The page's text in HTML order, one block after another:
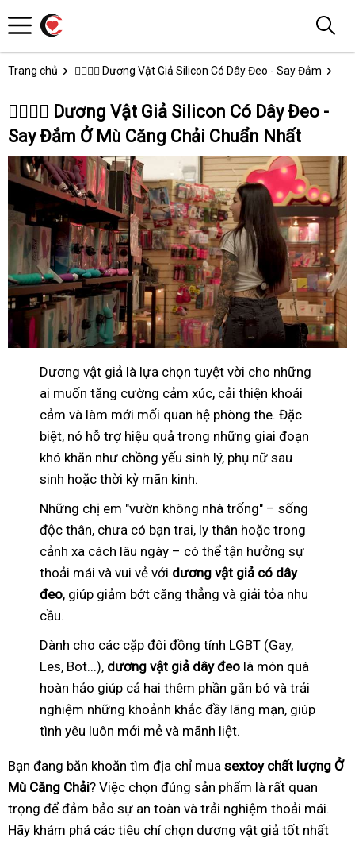
Trang chủ 👩‍❤️‍💋‍👨 Dương Vật Giả Silicon Có Dây Đeo - Say Đắm
👩‍❤️‍💋‍👨 Dương Vật Giả Silicon Có Dây Đeo -
Say Đắm Ở Mù Căng Chải Chuẩn Nhất
Dương vật giả là lựa chọn tuyệt vời cho những
ai muốn tăng cường cảm xúc, cải thiện khoái
cảm và làm mới mối quan hệ phòng the. Đặc
biệt, nó hỗ trợ hiệu quả trong những giai đoạn
khó khăn như chồng yếu sinh lý, phụ nữ sau
sinh hoặc thời kỳ mãn kinh.
Những chị em "vườn không nhà trống" – sống
độc thân, chưa có bạn trai, ly thân hoặc trong
cảnh xa cách lâu ngày – có thể tận hưởng sự
thoải mái và vui vẻ với dương vật giả có dây
đeo, giúp giảm bớt căng thẳng và giải tỏa nhu
cầu.
Dành cho các cặp đôi đồng tính LGBT (Gay,
Les, Bot...), dương vật giả dây đeo là món quà
hoàn hảo giúp cả hai thêm phần gắn bó và trải
nghiệm những khoảnh khắc đầy lãng mạn, giúp
tình yêu luôn mới mẻ và mãnh liệt.
Bạn đang băn khoăn tìm địa chỉ mua sextoy chất lượng Ở
Mù Căng Chải? Việc chọn đúng sản phẩm là rất quan
trọng để đảm bảo sự an toàn và trải nghiệm thoải mái.
Hãy khám phá các tiêu chí chọn dương vật giả tốt nhất